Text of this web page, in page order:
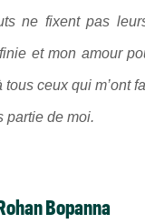
ne fixent pas
et mon amour
tous ceux qui m’ont
partie de moi.
Bopanna